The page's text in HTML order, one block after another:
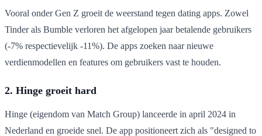
Vooral onder Gen Z groeit de weerstand tegen dating apps. Zowel
Tinder als Bumble verloren het afgelopen jaar betalende gebruikers
(-7% respectievelijk -11%). De apps zoeken naar nieuwe
verdienmodellen en features om gebruikers vast te houden.
2. Hinge groeit hard
Hinge (eigendom van Match Group) lanceerde in april 2024 in
Nederland en groeide snel. De app positioneert zich als "designed to